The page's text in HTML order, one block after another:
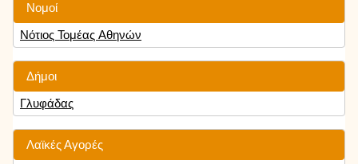
Νομοί
Νότιος Τομέας Αθηνών
Δήμοι
Γλυφάδας
Λαϊκές Αγορές